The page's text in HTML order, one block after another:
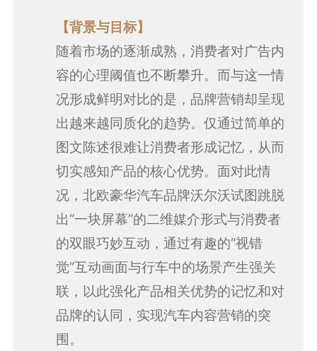
【背景与目标】
随着市场的逐渐成熟，消费者对广告内
容的心理阈值也不断攀升。而与这一情
况形成鲜明对比的是，品牌营销却呈现
出越来越同质化的趋势。仅通过简单的
图文陈述很难让消费者形成记忆，从而
切实感知产品的核心优势。面对此情
况，北欧豪华汽车品牌沃尔沃试图跳脱
出“一块屏幕”的二维媒介形式与消费者
的双眼巧妙互动，通过有趣的“视错
觉”互动画面与行车中的场景产生强关
联，以此强化产品相关优势的记忆和对
品牌的认同，实现汽车内容营销的突
围。